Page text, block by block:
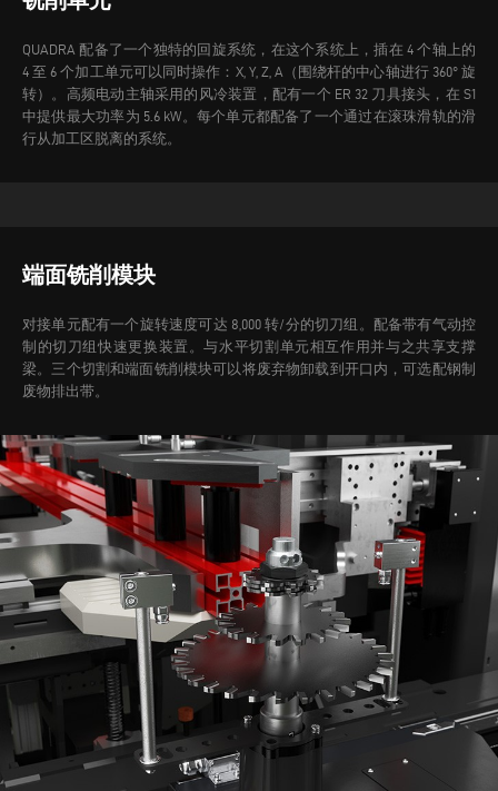
QUADRA 配备了一个独特的回旋系统，在这个系统上，插在 4 个轴上的
4 至 6 个加工单元可以同时操作：X, Y, Z, A（围绕杆的中心轴进行 360° 旋
转）。高频电动主轴采用的风冷装置，配有一个 ER 32 刀具接头，在 S1
中提供最大功率为 5.6 kW。每个单元都配备了一个通过在滚珠滑轨的滑
行从加工区脱离的系统。
端面铣削模块
对接单元配有一个旋转速度可达 8,000 转/分的切刀组。配备带有气动控
制的切刀组快速更换装置。与水平切割单元相互作用并与之共享支撑
梁。三个切割和端面铣削模块可以将废弃物卸载到开口内，可选配钢制
废物排出带。